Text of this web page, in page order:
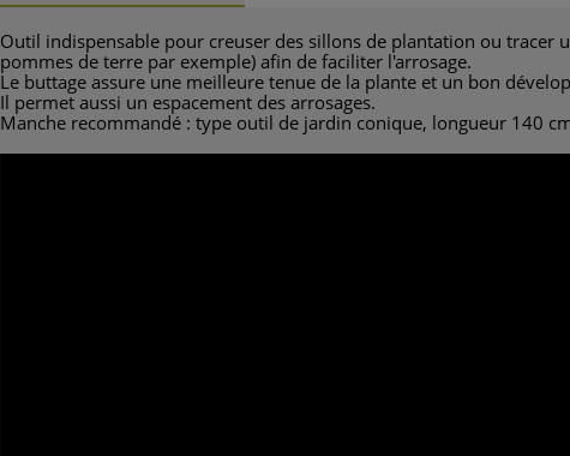
Outil indispensable pour creuser des sillons de plantation ou tracer
pommes de terre par exemple) afin de faciliter l'arrosage.
Le buttage assure une meilleure tenue de la plante et un bon
Il permet aussi un espacement des arrosages.
Manche recommandé : type outil de jardin conique, longueur 140